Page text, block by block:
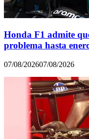
Honda F1 admite
problema hasta
07/08/202607/08/2026